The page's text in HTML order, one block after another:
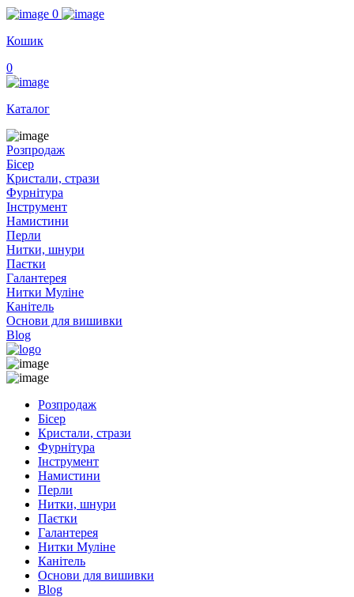
0
Кошик
0
Каталог
Розпродаж
Бісер
Кристали, стрази
Фурнітура
Інструмент
Намистини
Перли
Нитки, шнури
Паєтки
Галантерея
Нитки Муліне
Канітель
Основи для вишивки
Blog
Розпродаж
Бісер
Кристали, стрази
Фурнітура
Інструмент
Намистини
Перли
Нитки, шнури
Паєтки
Галантерея
Нитки Муліне
Канітель
Основи для вишивки
Blog